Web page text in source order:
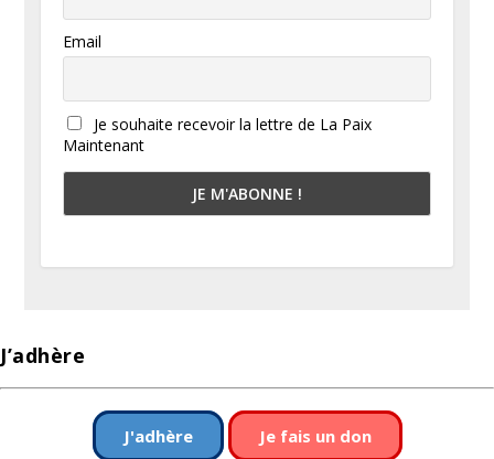
Email
Je souhaite recevoir la lettre de La Paix
Maintenant
J’adhère
J'adhère Je fais un don